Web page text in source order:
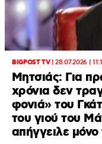
BIGPOST TV|28.07.2026 |
Μητσιάς: Για
χρόνια δεν
φονιά» του
του γιού του
απήγγειλε μόνο